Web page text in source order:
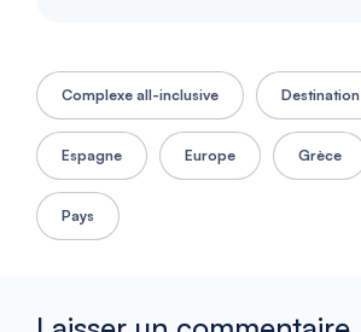
Complexe all-inclusive Destination
Espagne Europe Grèce
Pays